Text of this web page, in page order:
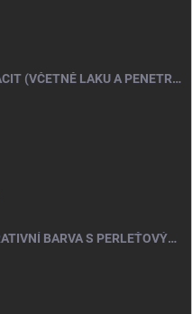
BETONOVÁ STĚRKA 20 KG - ANTRACIT (VČETNĚ LAKU A PENETRACE)
LAZURA TOUCH OF MAGIC - DEKORATIVNÍ BARVA S PERLEŤOVÝM EFEKTEM 100 ML